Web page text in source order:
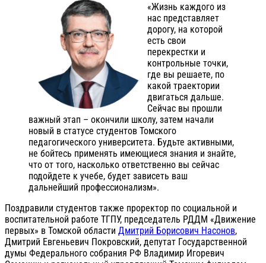
«Жизнь каждого из
нас представляет
дорогу, на которой
есть свои
перекрестки и
контрольные точки,
где вы решаете, по
какой траектории
двигаться дальше.
Сейчас вы прошли
важный этап – окончили школу, затем начали
новый в статусе студентов Томского
педагогического университета. Будьте активными,
не бойтесь применять имеющиеся знания и знайте,
что от того, насколько ответственно вы сейчас
подойдете к учебе, будет зависеть ваш
дальнейший профессионализм».
Поздравили студентов также проректор по социальной и
воспитательной работе ТГПУ, председатель РДДМ «Движение
первых» в Томской области Дмитрий Борисович Насонов,
Дмитрий Евгеньевич Покровский, депутат Государственной
думы Федерального собрания РФ Владимир Игоревич